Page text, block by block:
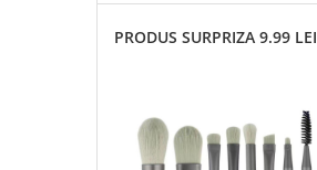
PRODUS SURPRIZA 9.99 LEI